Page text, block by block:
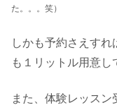
た。。。笑）
しかも予約さえす
も１リットル用意し
また、体験レッス